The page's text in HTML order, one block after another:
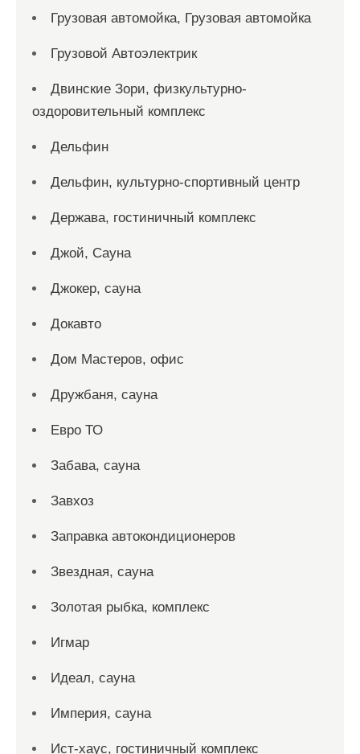
Грузовая автомойка, Грузовая автомойка
Грузовой Автоэлектрик
Двинские Зори, физкультурно-
оздоровительный комплекс
Дельфин
Дельфин, культурно-спортивный центр
Держава, гостиничный комплекс
Джой, Сауна
Джокер, сауна
Докавто
Дом Мастеров, офис
Дружбаня, сауна
Евро ТО
Забава, сауна
Завхоз
Заправка автокондиционеров
Звездная, сауна
Золотая рыбка, комплекс
Игмар
Идеал, сауна
Империя, сауна
Ист-хаус, гостиничный комплекс